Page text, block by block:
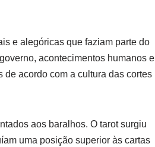
e alegóricas que faziam parte do
acontecimentos humanos e
acordo com a cultura das cortes
aos baralhos. O tarot surgiu
uma posição superior às cartas